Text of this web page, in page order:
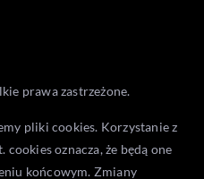
prawa zastrzeżone.
pliki cookies. Korzystanie z
oznacza, że będą one
końcowym. Zmiany